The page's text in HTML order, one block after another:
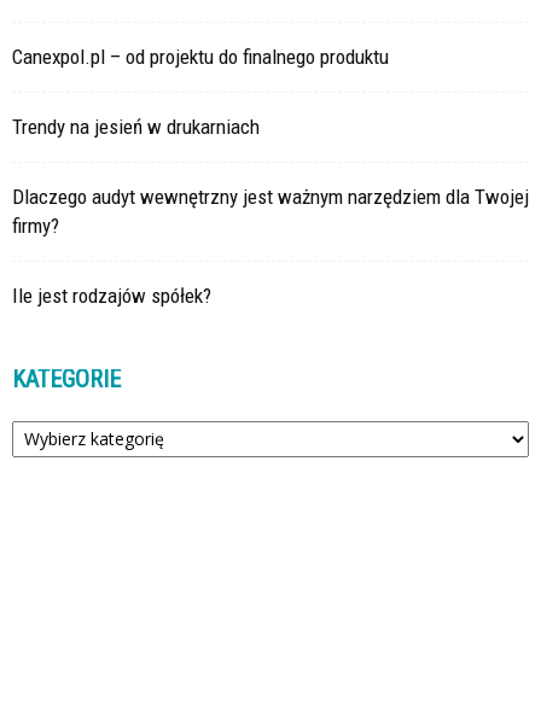
Canexpol.pl – od projektu do finalnego produktu
Trendy na jesień w drukarniach
Dlaczego audyt wewnętrzny jest ważnym narzędziem dla Twojej
firmy?
Ile jest rodzajów spółek?
KATEGORIE
Kategorie